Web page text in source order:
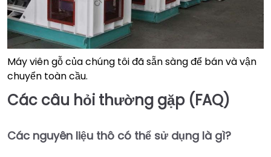
Máy viên gỗ của chúng tôi đã sẵn sàng để bán và vận
chuyển toàn cầu.
Các câu hỏi thường gặp (FAQ)
Các nguyên liệu thô có thể sử dụng là gì?